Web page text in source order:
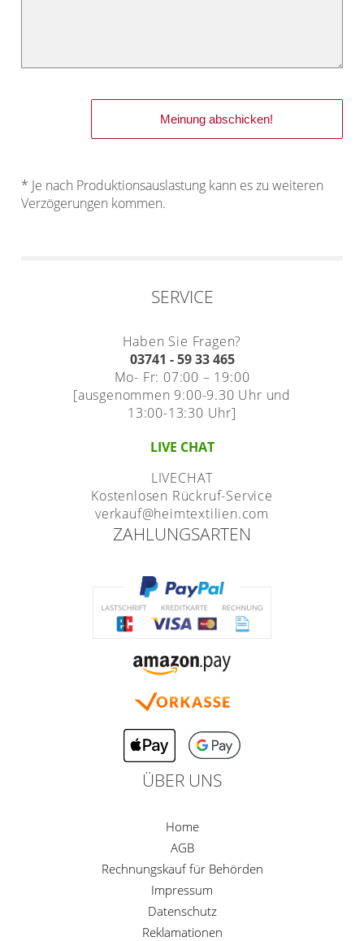
* Je nach Produktionsauslastung kann es zu weiteren
Verzögerungen kommen.
SERVICE
Haben Sie Fragen?
03741 - 59 33 465
Mo- Fr: 07:00 – 19:00
[ausgenommen 9:00-9.30 Uhr und
13:00-13:30 Uhr]
LIVE CHAT
LIVECHAT
Kostenlosen Rückruf-Service
verkauf@heimtextilien.com
ZAHLUNGSARTEN
ÜBER UNS
Home
AGB
Rechnungskauf für Behörden
Impressum
Datenschutz
Reklamationen